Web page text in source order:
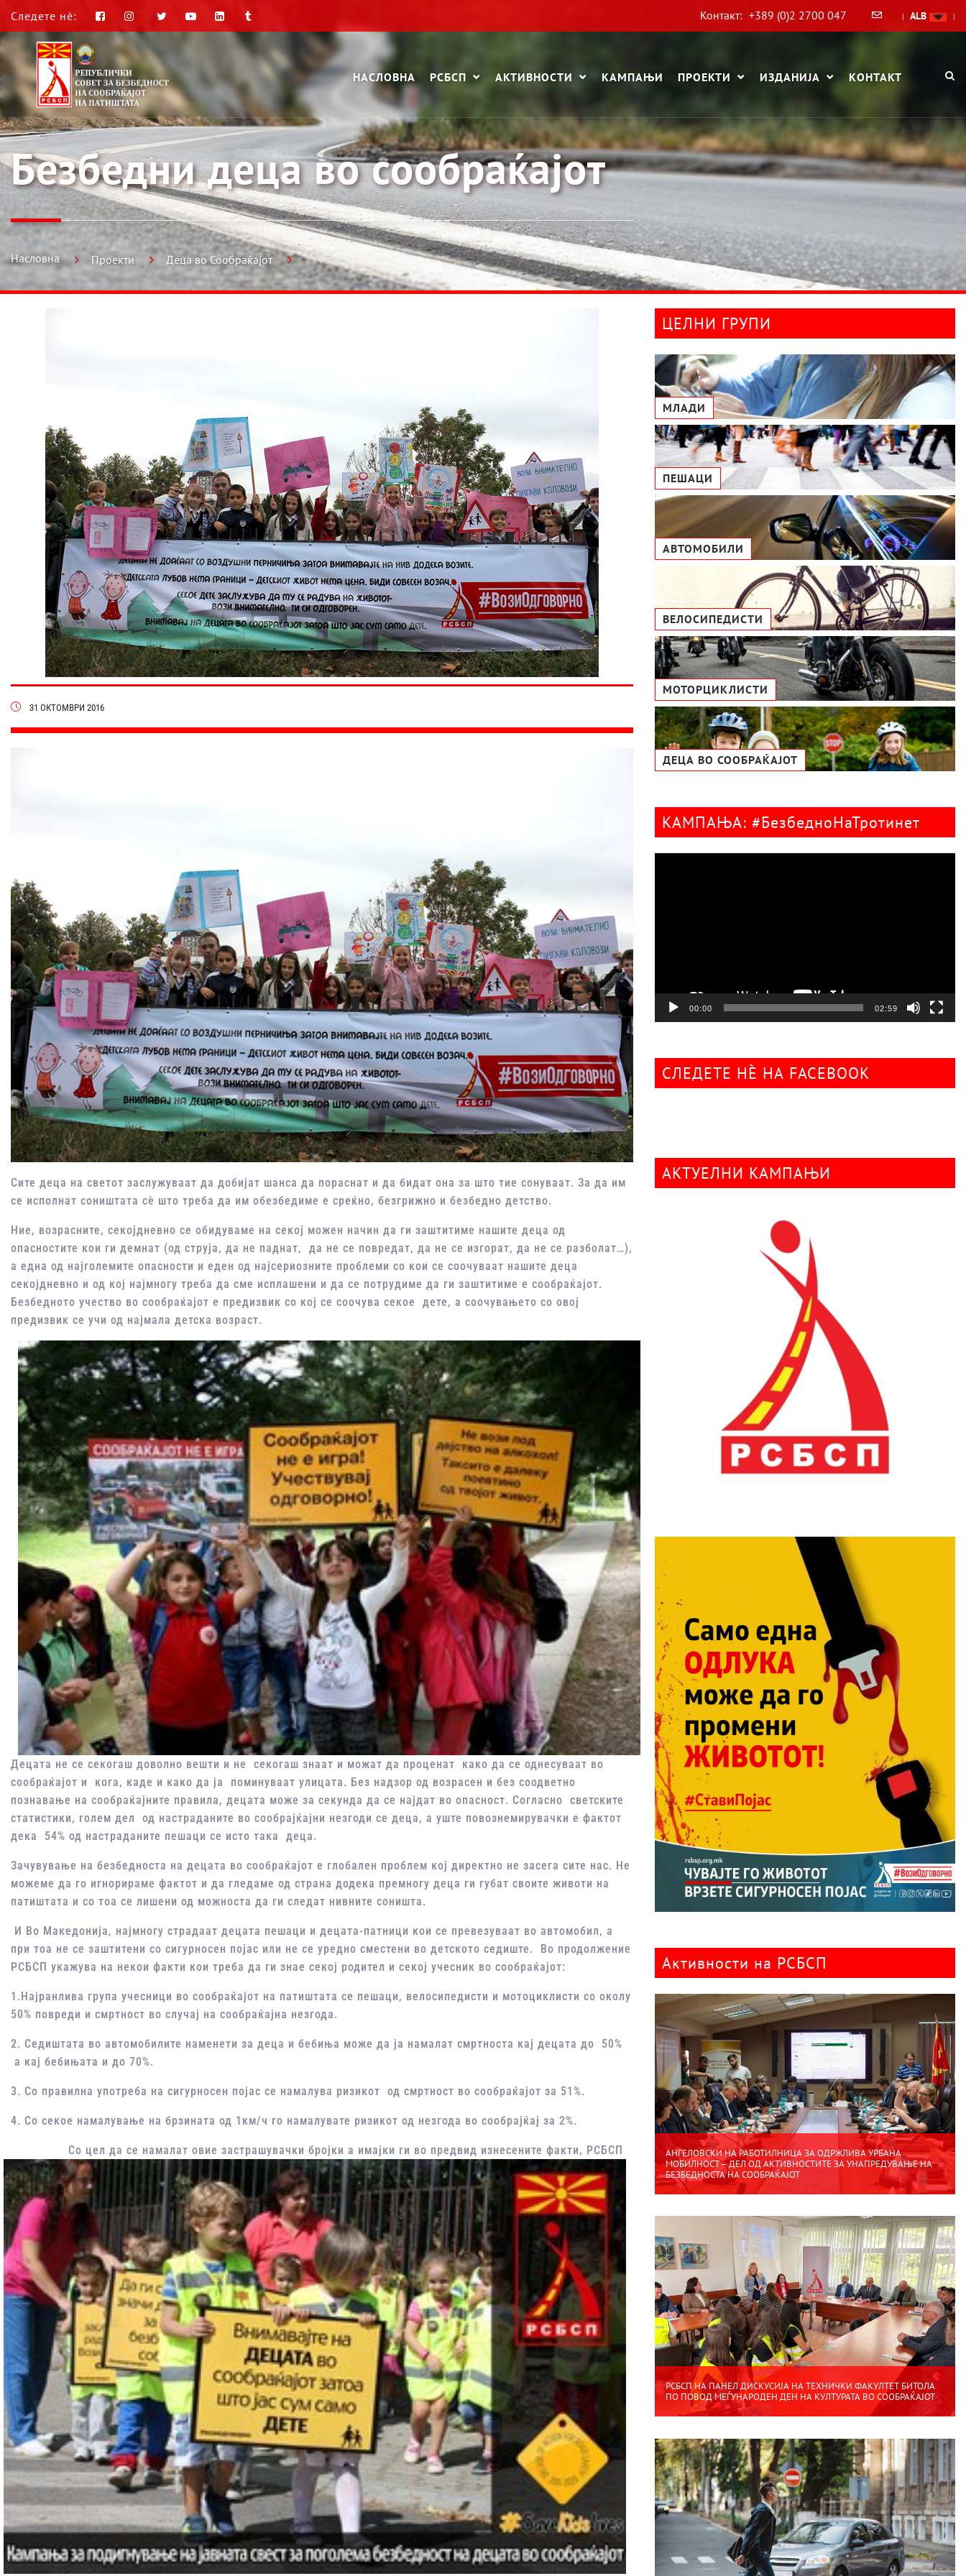
Следете нè: Контакт: +389 (0)2 2700 047 | ALB |
НАСЛОВНА РСБСП АКТИВНОСТИ КАМПАЊИ ПРОЕКТИ ИЗДАНИЈА КОНТАКТ
Безбедни деца во сообраќајот
Насловна Проекти Деца во Сообраќајот
31 ОКТОМВРИ 2016
Сите деца на светот заслужуваат да добијат шанса да пораснат и да бидат она за што тие сонуваат. За да им
се исполнат соништата сѐ што треба да им обезбедиме е среќно, безгрижно и безбедно детство.
Ние, возрасните, секојдневно се обидуваме на секој можен начин да ги заштитиме нашите деца од
опасностите кои ги демнат (од струја, да не паднат, да не се повредат, да не се изгорат, да не се разболат…),
а една од најголемите опасности и еден од најсериозните проблеми со кои се соочуваат нашите деца
секојдневно и од кој најмногу треба да сме исплашени и да се потрудиме да ги заштитиме е сообраќајот.
Безбедното учество во сообраќајот е предизвик со кој се соочува секое дете, а соочувањето со овој
предизвик се учи од најмала детска возраст.
Децата не се секогаш доволно вешти и не секогаш знаат и можат да проценат како да се однесуваат во
сообраќајот и кога, каде и како да ја поминуваат улицата. Без надзор од возрасен и без соодветно
познавање на сообраќајните правила, децата може за секунда да се најдат во опасност. Согласно светските
статистики, голем дел од настраданите во сообрајќајни незгоди се деца, а уште повознемирувачки е фактот
дека 54% од настраданите пешаци се исто така деца.
Зачувување на безбедноста на децата во сообраќајот е глобален проблем кој директно не засега сите нас. Не
можеме да го игнорираме фактот и да гледаме од страна додека премногу деца ги губат своите животи на
патиштата и со тоа се лишени од можноста да ги следат нивните соништа.
И Во Македонија, најмногу страдаат децата пешаци и децата-патници кои се превезуваат во автомобил, а
при тоа не се заштитени со сигурносен појас или не се уредно сместени во детското седиште. Во продолжение
РСБСП укажува на некои факти кои треба да ги знае секој родител и секој учесник во сообраќајот:
1.Најранлива група учесници во сообраќајот на патиштата се пешаци, велосипедисти и мотоциклисти со околу
50% повреди и смртност во случај на сообраќајна незгода.
2. Седиштата во автомобилите наменети за деца и бебиња може да ја намалат смртноста кај децата до 50%
а кај бебињата и до 70%.
3. Со правилна употреба на сигурносен појас се намалува ризикот од смртност во сообраќајот за 51%.
4. Со секое намалување на брзината од 1км/ч го намалувате ризикот од незгода во сообрајќај за 2%.
Со цел да се намалат овие застрашувачки бројки а имајки ги во предвид изнесените факти, РСБСП
ЦЕЛНИ ГРУПИ
МЛАДИ
ПЕШАЦИ
АВТОМОБИЛИ
ВЕЛОСИПЕДИСТИ
МОТОРЦИКЛИСТИ
ДЕЦА ВО СООБРАЌАЈОТ
КАМПАЊА: #БезбедноНаТротинет
00:00 02:59
СЛЕДЕТЕ НÈ НА FACEBOOK
АКТУЕЛНИ КАМПАЊИ
Активности на РСБСП
АНГЕЛОВСКИ НА РАБОТИЛНИЦА ЗА ОДРЖЛИВА УРБАНА
МОБИЛНОСТ – ДЕЛ ОД АКТИВНОСТИТЕ ЗА УНАПРЕДУВАЊЕ НА
БЕЗБЕДНОСТА НА СООБРАЌАЈОТ
РСБСП НА ПАНЕЛ ДИСКУСИЈА НА ТЕХНИЧКИ ФАКУЛТЕТ БИТОЛА
ПО ПОВОД МЕЃУНАРОДЕН ДЕН НА КУЛТУРАТА ВО СООБРАЌАЈОТ